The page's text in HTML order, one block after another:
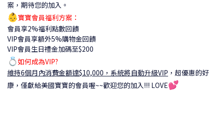
案，期待您的加入。
👶寶寶會員福利方案：
會員享2%福利點數回饋
VIP會員享額外5%購物金回饋
VIP會員生日禮金加碼至$200
💍如何成為VIP?
維持6個月內消費金額達$10,000，系統將自動升級VIP ， 超優惠的好
康，僅獻給美國寶寶的會員喔~~歡迎您的加入!!! LOVE💕